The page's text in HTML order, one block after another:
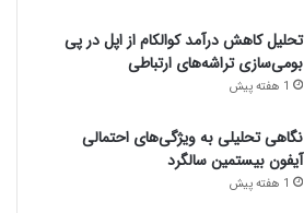
تحلیل کاهش درآمد کوالکام از اپل در پی
بومی‌سازی تراشه‌های ارتباطی
1 هفته پیش
نگاهی تحلیلی به ویژگی‌های احتمالی
آیفون بیستمین سالگرد
1 هفته پیش